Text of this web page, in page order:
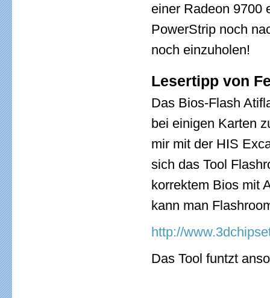
einer Radeon 9700
PowerStrip noch
noch einzuholen!
Lesertipp von
Das Bios-Flash
bei einigen Karten
mir mit der HIS
sich das Tool
korrektem Bios mit
kann man
http://
Das Tool funtzt